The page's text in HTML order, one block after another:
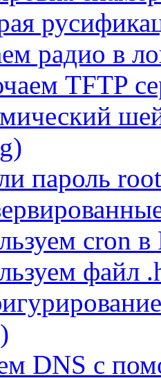
радио в
TFTP
пароль
cron в
файл
DNS с